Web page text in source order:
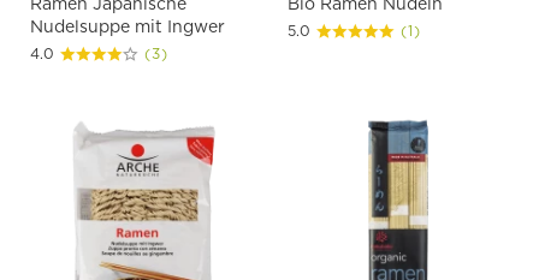
Nudelsuppe mit Ingwer
4.0 (3)
5.0 (1)